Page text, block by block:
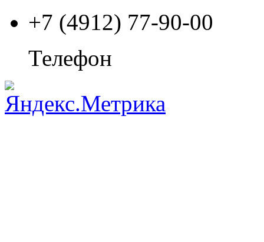
+7 (4912) 77-90-00
Телефон